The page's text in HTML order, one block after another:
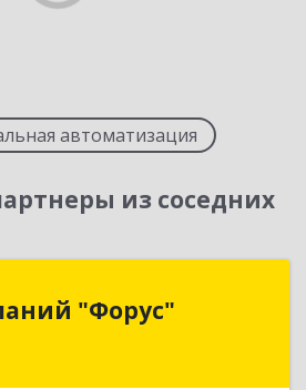
автоматизация
из соседних
"Форус"
компаний "Форус"
обл, Иркутск г, Ямская ул,